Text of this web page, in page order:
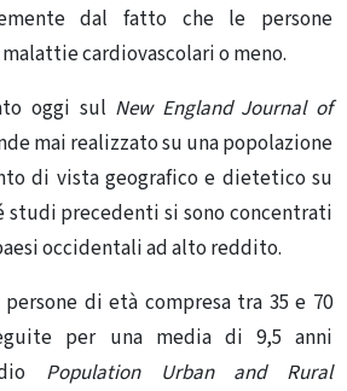
dal fatto che le persone
cardiovascolari o meno.
oggi sul New England Journal of
mai realizzato su una popolazione
di vista geografico e dietetico su
studi precedenti si sono concentrati
occidentali ad alto reddito.
di età compresa tra 35 e 70
per una media di 9,5 anni
Population Urban and Rural